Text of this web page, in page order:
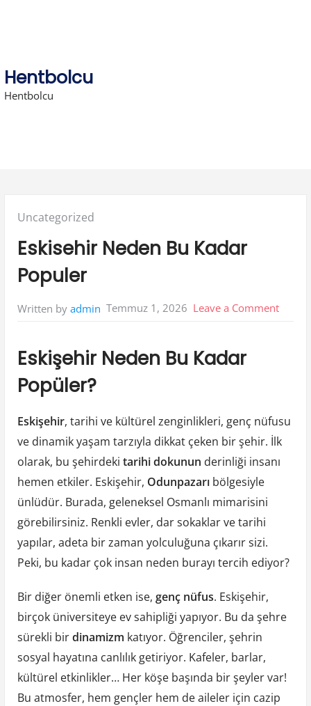
Hentbolcu
Hentbolcu
Posted
Uncategorized
Eskisehir Neden Bu Kadar
Populer
Written by admin Temmuz 1, 2026 Leave a Commenton
Eskişehir Neden Bu Kadar
Popüler?
Eskişehir, tarihi ve kültürel zenginlikleri, genç nüfusu
ve dinamik yaşam tarzıyla dikkat çeken bir şehir. İlk
olarak, bu şehirdeki tarihi dokunun derinliği insanı
hemen etkiler. Eskişehir, Odunpazarıbölgesiyle
ünlüdür. Burada, geleneksel Osmanlı mimarisini
görebilirsiniz. Renkli evler, dar sokaklar ve tarihi
yapılar, adeta bir zaman yolculuğuna çıkarır sizi.
Peki, bu kadar çok insan neden burayı tercih ediyor?
Bir diğer önemli etken ise, genç nüfus. Eskişehir,
birçok üniversiteye ev sahipliği yapıyor. Bu da şehre
sürekli birdinamizm katıyor. Öğrenciler, şehrin
sosyal hayatına canlılık getiriyor. Kafeler, barlar,
kültürel etkinlikler… Her köşe başında bir şeyler var!
Bu atmosfer, hem gençler hem de aileler için cazip